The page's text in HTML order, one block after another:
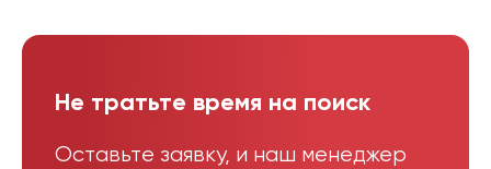
Не тратьте время на поиск
Оставьте заявку, и наш менеджер